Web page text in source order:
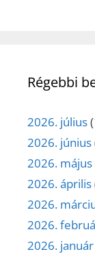
Régebbi
2026. július
2026. június
2026. május
2026. április
2026.
2026.
2026. január